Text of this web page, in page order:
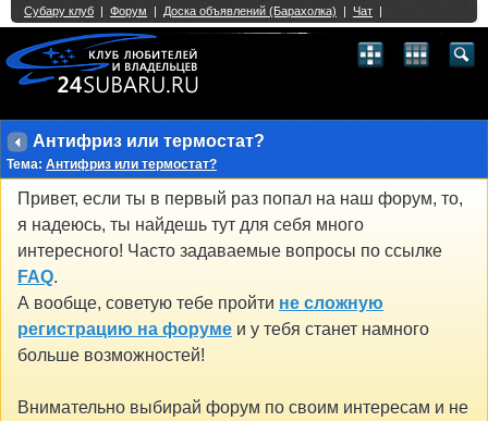
Антифриз или термостат?
Тема: Антифриз или термостат?
Привет, если ты в первый раз попал на наш форум, то,
я надеюсь, ты найдешь тут для себя много
интересного! Часто задаваемые вопросы по ссылке
FAQ.
А вообще, советую тебе пройти не сложную
регистрацию на форуме и у тебя станет намного
больше возможностей!
Внимательно выбирай форум по своим интересам и не
Single Sign On provided byvBSSO
2 3 4 5 6 7 8 9 10 11 12 13 21 22 23 24 25 26
27 28 29 30 31 32 33 40 41 42 43